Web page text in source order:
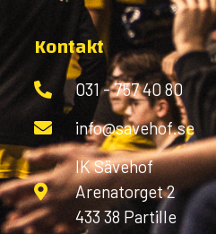
Kontakt
031 - 757 40 80
info@savehof.se
IK Sävehof
Arenatorget 2
433 38 Partille